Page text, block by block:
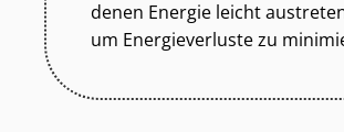
denen Energie leicht
um Energieverluste zu